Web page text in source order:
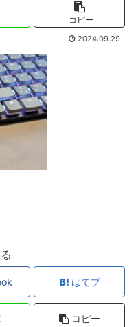
コピー
2024.09.29
はてブ
コピー